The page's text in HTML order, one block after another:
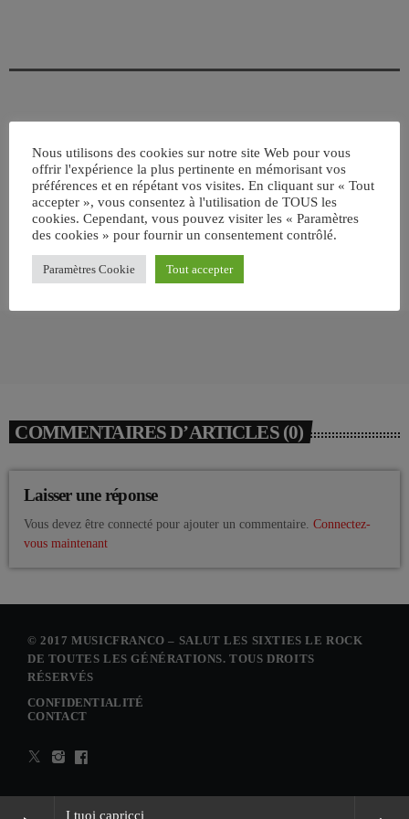
I tuoi capricci
email
RATE IT
COMMENTAIRES D’ARTICLES (0)
Laisser une réponse
Vous devez être connecté pour ajouter un commentaire. Connectez-
vous maintenant
© 2017 MUSICFRANCO – SALUT LES SIXTIES LE ROCK
DE TOUTES LES GÉNÉRATIONS. TOUS DROITS
RÉSERVÉS
CONFIDENTIALITÉ
CONTACT
Nous utilisons des cookies sur notre site Web pour vous
offrir l'expérience la plus pertinente en mémorisant vos
préférences et en répétant vos visites. En cliquant sur « Tout
accepter », vous consentez à l'utilisation de TOUS les
cookies. Cependant, vous pouvez visiter les « Paramètres
des cookies » pour fournir un consentement contrôlé.
Paramètres Cookie Tout accepter